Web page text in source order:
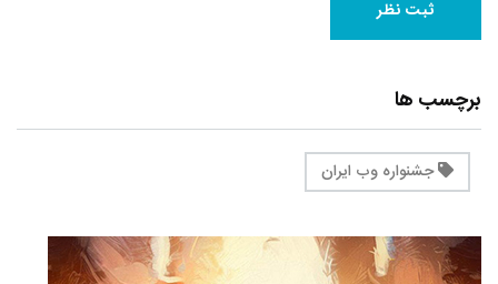
برچسب ها
جشنواره وب ایران